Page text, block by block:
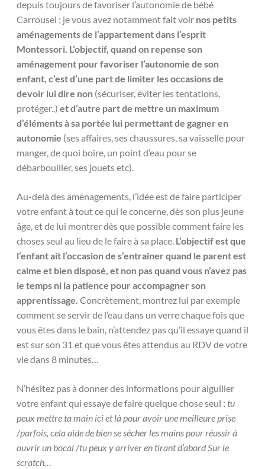
depuis toujours de favoriser l’autonomie de bébé
Carrousel ; je vous avez notamment fait voir nos petits
aménagements de l’appartement dans l’esprit
Montessori. L’objectif, quand on repense son
aménagement pour favoriser l’autonomie de son
enfant, c’est d’une part de limiter les occasions de
devoir lui dire non (sécuriser, éviter les tentations,
protéger..) et d’autre part de mettre un maximum
d’éléments à sa portée lui permettant de gagner en
autonomie (ses affaires, ses chaussures, sa vaisselle pour
manger, de quoi boire, un point d’eau pour se
débarbouiller, ses jouets etc).
Au-delà des aménagements, l’idée est de faire participer
votre enfant à tout ce qui le concerne, dès son plus jeune
âge, et de lui montrer dès que possible comment faire les
choses seul au lieu de le faire à sa place. L’objectif est que
l’enfant ait l’occasion de s’entrainer quand le parent est
calme et bien disposé, et non pas quand vous n’avez pas
le temps ni la patience pour accompagner son
apprentissage. Concrètement, montrez lui par exemple
comment se servir de l’eau dans un verre chaque fois que
vous êtes dans le bain, n’attendez pas qu’il essaye quand il
est sur son 31 et que vous êtes attendus au RDV de votre
vie dans 8 minutes…
N’hésitez pas à donner des informations pour aiguiller
votre enfant qui essaye de faire quelque chose seul : tu
peux mettre ta main ici et là pour avoir une meilleure prise
/parfois, cela aide de bien se sécher les mains pour réussir à
ouvrir un bocal /tu peux y arriver en tirant d’abord Sur le
scratch…